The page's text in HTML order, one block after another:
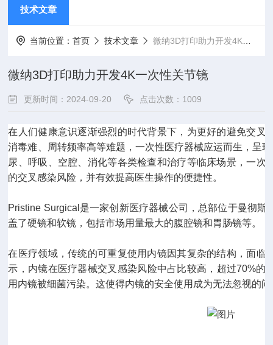
技术文章
当前位置：首页 技术文章 微纳3D打印助力开发4K一次性关节镜
微纳3D打印助力开发4K一次性关节镜
更新时间：2024-09-20 点击次数：1009
在人们健康意识逐渐强烈的时代背景下，为更好的避免交叉
消毒难、周转频率高等难题，一次性医疗器械应运而生，呈
尿、呼吸、空腔、消化等各类检查和治疗等临床场景，一次
的交叉感染风险，并有效提高医生操作的便捷性。
Pristine Surgical是一家创新医疗器械公司，总部位于曼彻
盖了硬镜和软镜，包括市场用量最大的腹腔镜和胃肠镜等。
在医疗领域，传统的可重复使用内镜因其复杂的结构，面临
示，内镜在医疗器械交叉感染风险中占比较高，超过70%的
用内镜被细菌污染。这使得内镜的安全使用成为无法忽视的